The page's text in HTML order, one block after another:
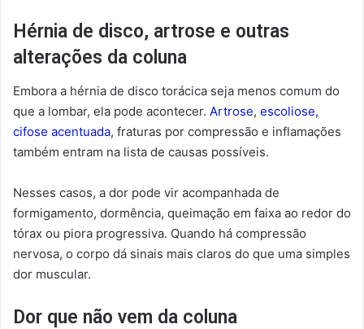
Hérnia de disco, artrose e outras
alterações da coluna
Embora a hérnia de disco torácica seja menos comum do
que a lombar, ela pode acontecer. Artrose, escoliose,
cifose acentuada, fraturas por compressão e inflamações
também entram na lista de causas possíveis.
Nesses casos, a dor pode vir acompanhada de
formigamento, dormência, queimação em faixa ao redor do
tórax ou piora progressiva. Quando há compressão
nervosa, o corpo dá sinais mais claros do que uma simples
dor muscular.
Dor que não vem da coluna